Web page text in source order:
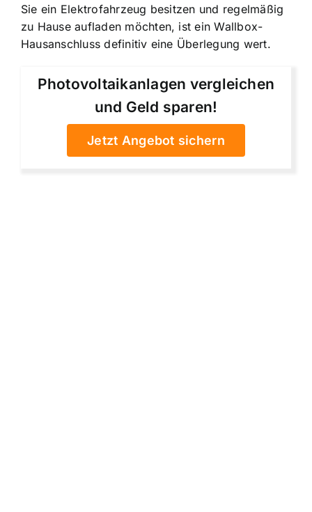
Sie ein Elektrofahrzeug besitzen und regelmäßig
zu Hause aufladen möchten, ist ein Wallbox-
Hausanschluss definitiv eine Überlegung wert.
Photovoltaikanlagen vergleichen
und Geld sparen!
Jetzt Angebot sichern